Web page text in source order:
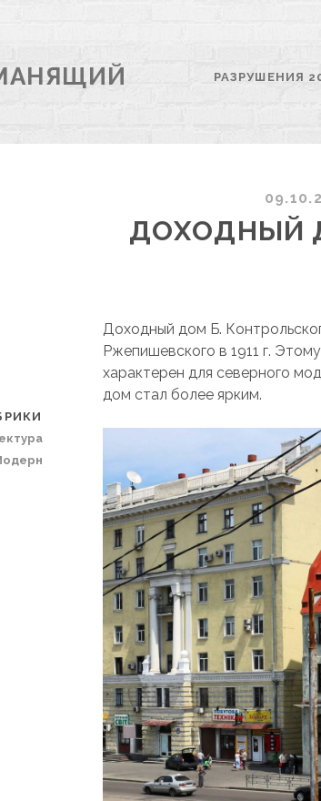
РАЗРУШЕНИЯ
ДОХОДНЫЙ
Доходный дом Б.
Ржепишевского в 1911 г.
характерен для северного
дом стал более ярким.